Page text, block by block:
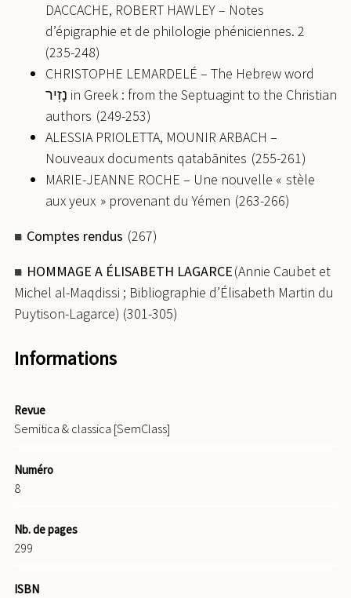
DACCACHE, ROBERT HAWLEY – Notes
d’épigraphie et de philologie phéniciennes. 2
(235-248)
CHRISTOPHE LEMARDELÉ – The Hebrew word
נָזִיר in Greek : from the Septuagint to the Christian
authors (249-253)
ALESSIA PRIOLETTA, MOUNIR ARBACH –
Nouveaux documents qatabānites (255-261)
MARIE-JEANNE ROCHE – Une nouvelle « stèle
aux yeux » provenant du Yémen (263-266)
Comptes rendus (267)
HOMMAGE A ÉLISABETH LAGARCE(Annie Caubet et
Michel al-Maqdissi ; Bibliographie d’Élisabeth Martin du
Puytison-Lagarce) (301-305)
Informations
Revue
Semitica & classica [SemClass]
Numéro
8
Nb. de pages
299
ISBN